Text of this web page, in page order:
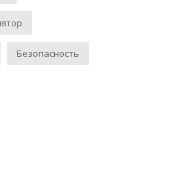
Безопасность